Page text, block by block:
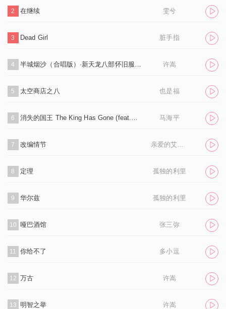
2 在继续 雯兮
3 Dead Girl 脏手指
4 半城烟沙（合唱版）·新天龙八部怀旧服推广曲 许嵩
5 太空商店之八 也是福
6 消失的国王 The King Has Gone (feat.孙凌生) 马海平
7 改编情节 亲爱的艾洛伊丝
8 定理 孤独的利里
9 华尔兹 孤独的利里
10 哑巴酒馆 张三弥
11 你给不了 多小逗
12 万古 许嵩
13 明智之举 许嵩